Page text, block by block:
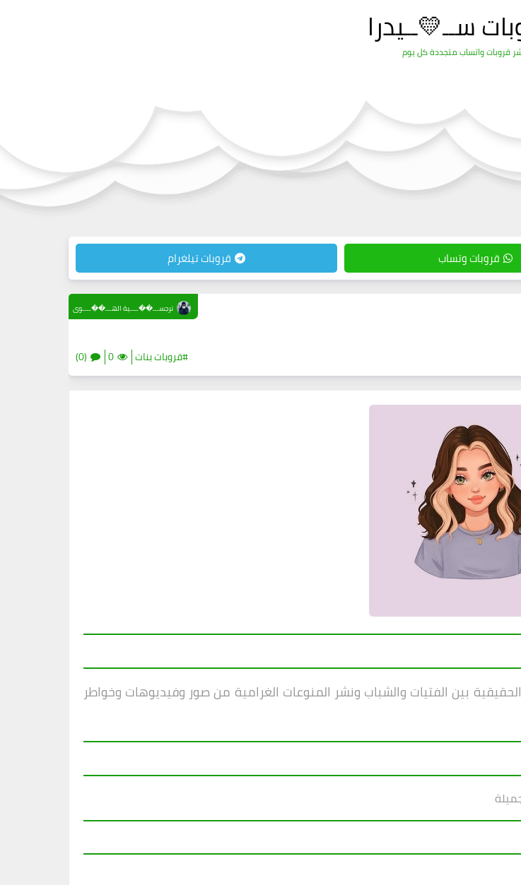
ســ💛ــيدرا
قروبات واتساب متجددة كل يوم
قروبات وتساب قروبات تيلغرام
#قروبات بنات 0
(0)
نرجســـ��ــــية الهـــ��ــــوى
بين الفتيات والشباب ونشر المنوعات الغرامية من صور وفيديوهات وخواطر